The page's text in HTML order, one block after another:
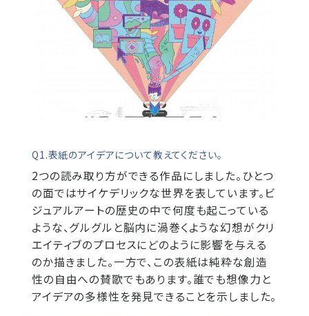
Q1.表紙のアイデアについて教えてください。
2つの読み取り方ができる作品にしました。ひとつ
の面ではサイケデリックな世界を表しています。ビ
ジュアルアートの歴史の中で何度も起こっている
ような、グルグルと脳内に渦巻くような幻想がクリ
エイティブのプロセスにどのように影響を与える
のか描きました。一方で、この表紙は純粋な創造
性の自由への賛歌でもあります。誰でも想像力と
アイデアの多様性を発見できることを示しました。